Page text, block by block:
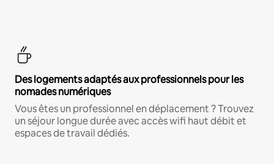
Des logements adaptés aux professionnels pour les
nomades numériques
Vous êtes un professionnel en déplacement ? Trouvez
un séjour longue durée avec accès wifi haut débit et
espaces de travail dédiés.